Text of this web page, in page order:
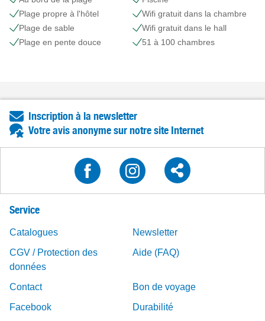
Plage propre à l'hôtel
Plage de sable
Plage en pente douce
Wifi gratuit dans la chambre
Wifi gratuit dans le hall
51 à 100 chambres
Inscription à la newsletter
Votre avis anonyme sur notre site Internet
Service
Catalogues
Newsletter
CGV / Protection des
données
Aide (FAQ)
Contact
Bon de voyage
Facebook
Durabilité